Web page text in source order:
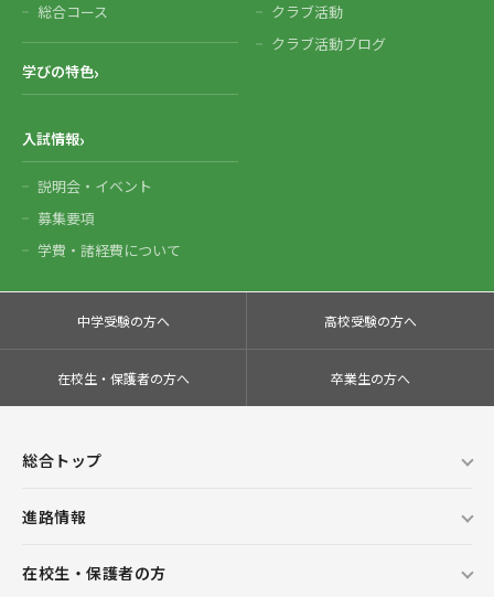
総合コース
学びの特色
クラブ活動
クラブ活動ブログ
入試情報
説明会・イベント
募集要項
学費・諸経費について
中学受験の方へ 高校受験の方へ
在校生・保護者の方へ 卒業生の方へ
総合トップ
進路情報
在校生・保護者の方